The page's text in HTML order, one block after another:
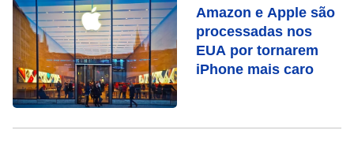
Amazon e Apple são
processadas nos
EUA por tornarem
iPhone mais caro